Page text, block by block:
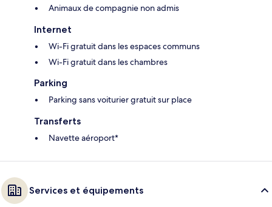
Animaux de compagnie non admis
Internet
Wi-Fi gratuit dans les espaces communs
Wi-Fi gratuit dans les chambres
Parking
Parking sans voiturier gratuit sur place
Transferts
Navette aéroport*
Services et équipements